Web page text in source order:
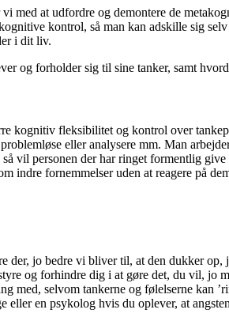
med at udfordre og demontere de
kontrol, så man kan adskille sig
i dit liv.
og forholder sig til sine tanker, samt
kognitiv fleksibilitet og kontrol over
eller analysere mm. Man
vil personen der har ringet formentlig
indre fornemmelser uden at reagere på
der, jo bedre vi bliver til, at den dukker
og forhindre dig i at gøre det, du vil, jo
med, selvom tankerne og følelserne kan
eller en psykolog hvis du oplever, at